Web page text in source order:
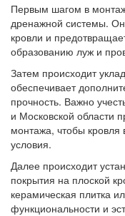
Первым шагом в
дренажной системы.
кровли и
образованию луж и
Затем происходит
обеспечивает
прочность. Важно
и Московской области
монтажа, чтобы
условия.
Далее происходит
покрытия на плоской
керамическая плитка
функциональности и